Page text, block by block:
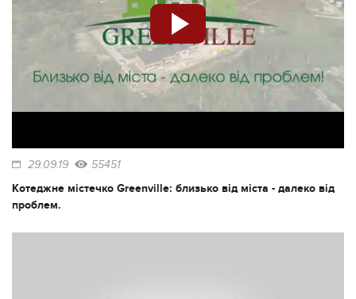
29.09.19 55451
Котеджне містечко Greenville: близько від міста - далеко від
проблем.